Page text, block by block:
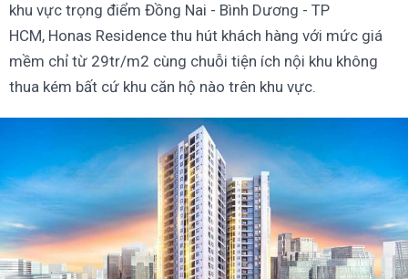
khu vực trọng điểm Đồng Nai - Bình Dương - TP
HCM, Honas Residence thu hút khách hàng với mức giá
mềm chỉ từ 29tr/m2 cùng chuỗi tiện ích nội khu không
thua kém bất cứ khu căn hộ nào trên khu vực.